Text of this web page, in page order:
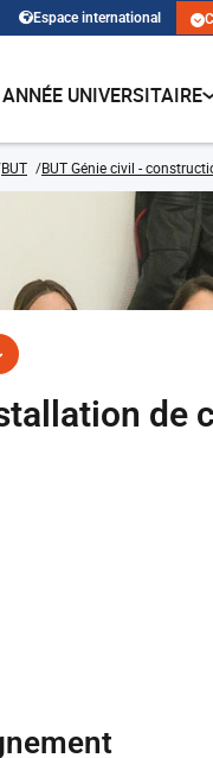
Espace international
ANNÉE UNIVERSITAIRE
BUT BUT Génie civil -
de